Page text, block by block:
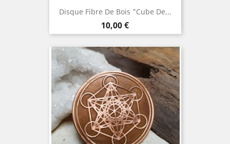
Disque Fibre De Bois "Cube De...
Prix
10,00 €